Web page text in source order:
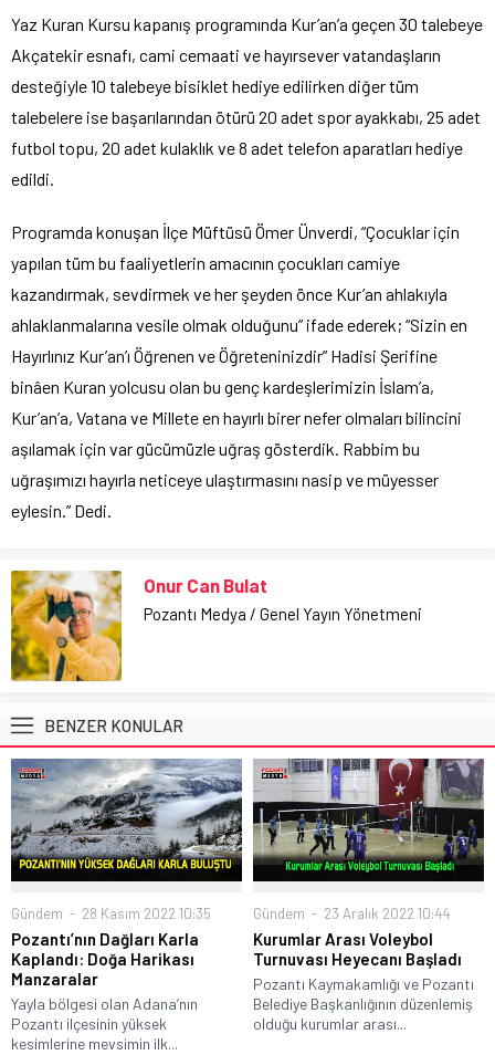
Yaz Kuran Kursu kapanış programında Kur’an’a geçen 30 talebeye
Akçatekir esnafı, cami cemaati ve hayırsever vatandaşların
desteğiyle 10 talebeye bisiklet hediye edilirken diğer tüm
talebelere ise başarılarından ötürü 20 adet spor ayakkabı, 25 adet
futbol topu, 20 adet kulaklık ve 8 adet telefon aparatları hediye
edildi.
Programda konuşan İlçe Müftüsü Ömer Ünverdi, “Çocuklar için
yapılan tüm bu faaliyetlerin amacının çocukları camiye
kazandırmak, sevdirmek ve her şeyden önce Kur’an ahlakıyla
ahlaklanmalarına vesile olmak olduğunu” ifade ederek; “Sizin en
Hayırlınız Kur’an’ı Öğrenen ve Öğreteninizdir” Hadisi Şerifine
binâen Kuran yolcusu olan bu genç kardeşlerimizin İslam’a,
Kur’an’a, Vatana ve Millete en hayırlı birer nefer olmaları bilincini
aşılamak için var gücümüzle uğraş gösterdik. Rabbim bu
uğraşımızı hayırla neticeye ulaştırmasını nasip ve müyesser
eylesin.” Dedi.
Onur Can Bulat
Pozantı Medya / Genel Yayın Yönetmeni
BENZER KONULAR
Gündem 28 Kasım 2022 10:35
Pozantı’nın Dağları Karla
Kaplandı: Doğa Harikası
Manzaralar
Yayla bölgesi olan Adana’nın
Pozantı ilçesinin yüksek
kesimlerine mevsimin ilk...
Gündem 23 Aralık 2022 10:44
Kurumlar Arası Voleybol
Turnuvası Heyecanı Başladı
Pozantı Kaymakamlığı ve Pozantı
Belediye Başkanlığının düzenlemiş
olduğu kurumlar arası...